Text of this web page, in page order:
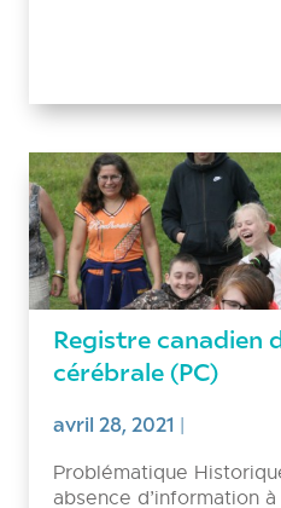
Registre canadien
cérébrale (PC)
avril 28, 2021 |
Problématique
absence d’information